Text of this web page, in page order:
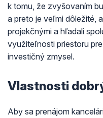
k tomu, že zvyšovaním
a preto je veľmi dôležité,
projekčnými a hľadali
využiteľnosti priestoru
investičný zmysel.
Vlastnosti
Aby sa prenájom